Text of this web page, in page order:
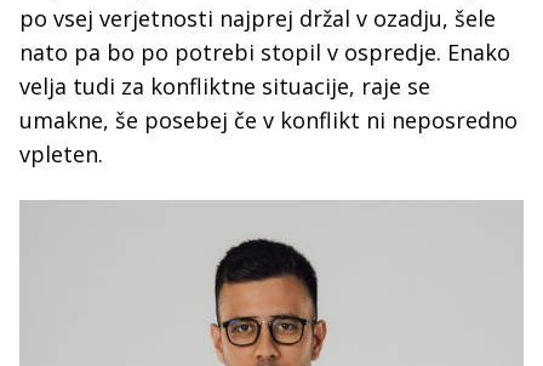
po vsej verjetnosti najprej držal v ozadju, šele
nato pa bo po potrebi stopil v ospredje. Enako
velja tudi za konfliktne situacije, raje se
umakne, še posebej če v konflikt ni neposredno
vpleten.